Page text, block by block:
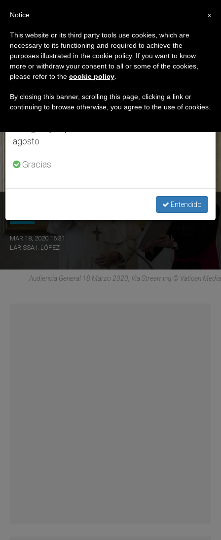
ETIQUETA
Posts Tagged ‘fieles
Árabes’
ÚLTIMAS NOTICIAS
MAR 18, 2020 16:31
LARISSA I. LÓPEZ
Audiencia General 18 Marzo 2020, Vía Streaming © Vatican Media
×
Aviso importante
Del 27 de julio al 7 de agosto haremos la pausa
anual, aprovechando que en el periodo de verano
se generan menos informaciones y también el
agosto.
Gracias.
Entendido
x
Notice
This website or its third party tools use cookies, which are
necessary to its functioning and required to achieve the
purposes illustrated in the cookie policy. If you want to know
more or withdraw your consent to all or some of the cookies,
please refer to the cookie policy
By closing this banner, scrolling this page, clicking a link or
continuing to browse otherwise, you agree to the use of cookies.